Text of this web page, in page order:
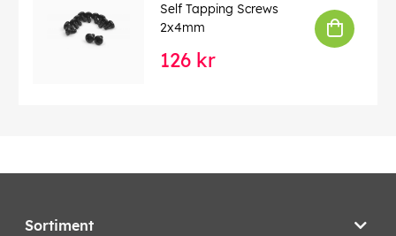
Self Tapping Screws
2x4mm
126 kr
Sortiment